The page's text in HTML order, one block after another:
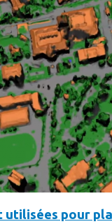
avant son crash
pour